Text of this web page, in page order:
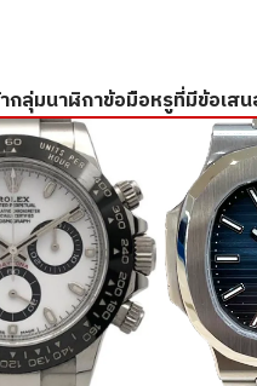
กลุ่มนาฬิกาข้อมือหรูที่มีข้อเส